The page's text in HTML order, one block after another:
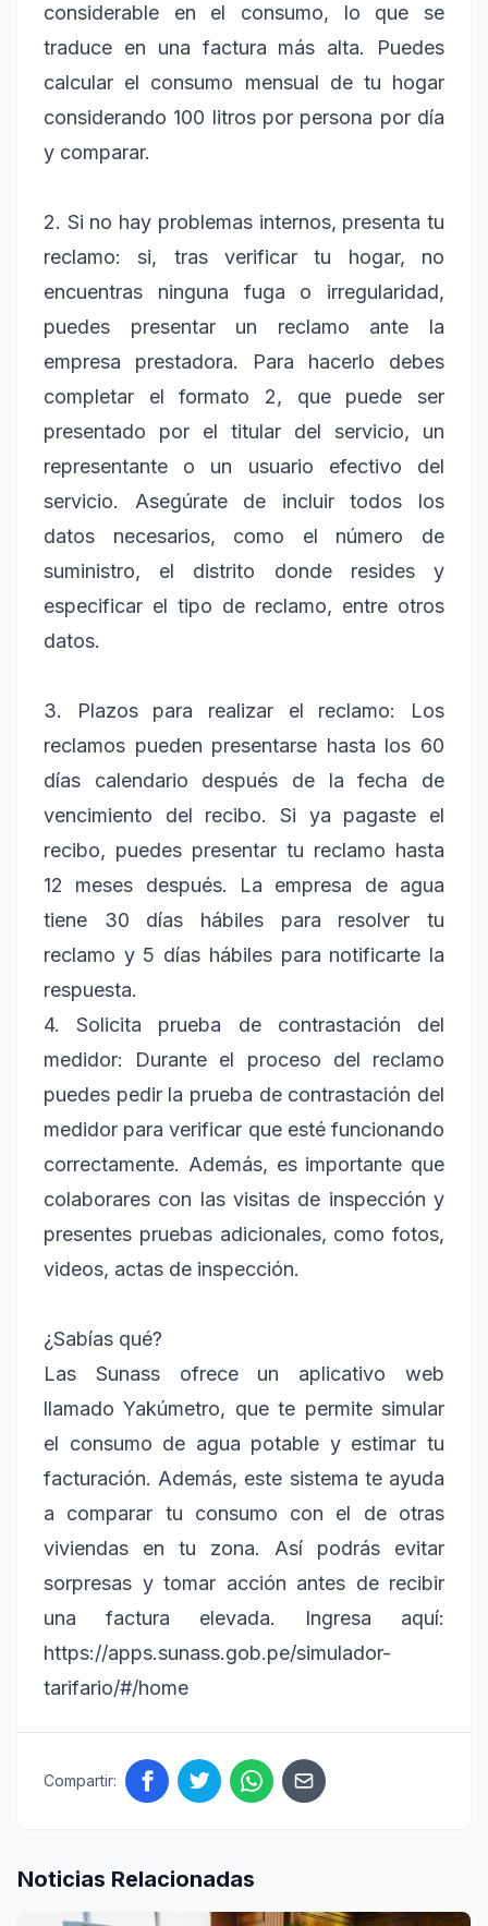
considerable en el consumo, lo que se
traduce en una factura más alta. Puedes
calcular el consumo mensual de tu hogar
considerando 100 litros por persona por día
y comparar.
2. Si no hay problemas internos, presenta tu
reclamo: si, tras verificar tu hogar, no
encuentras ninguna fuga o irregularidad,
puedes presentar un reclamo ante la
empresa prestadora. Para hacerlo debes
completar el formato 2, que puede ser
presentado por el titular del servicio, un
representante o un usuario efectivo del
servicio. Asegúrate de incluir todos los
datos necesarios, como el número de
suministro, el distrito donde resides y
especificar el tipo de reclamo, entre otros
datos.
3. Plazos para realizar el reclamo: Los
reclamos pueden presentarse hasta los 60
días calendario después de la fecha de
vencimiento del recibo. Si ya pagaste el
recibo, puedes presentar tu reclamo hasta
12 meses después. La empresa de agua
tiene 30 días hábiles para resolver tu
reclamo y 5 días hábiles para notificarte la
respuesta.
4. Solicita prueba de contrastación del
medidor: Durante el proceso del reclamo
puedes pedir la prueba de contrastación del
medidor para verificar que esté funcionando
correctamente. Además, es importante que
colaborares con las visitas de inspección y
presentes pruebas adicionales, como fotos,
videos, actas de inspección.
¿Sabías qué?
Las Sunass ofrece un aplicativo web
llamado Yakúmetro, que te permite simular
el consumo de agua potable y estimar tu
facturación. Además, este sistema te ayuda
a comparar tu consumo con el de otras
viviendas en tu zona. Así podrás evitar
sorpresas y tomar acción antes de recibir
una factura elevada. Ingresa aquí:
https://apps.sunass.gob.pe/simulador-
tarifario/#/home
Compartir:
Noticias Relacionadas